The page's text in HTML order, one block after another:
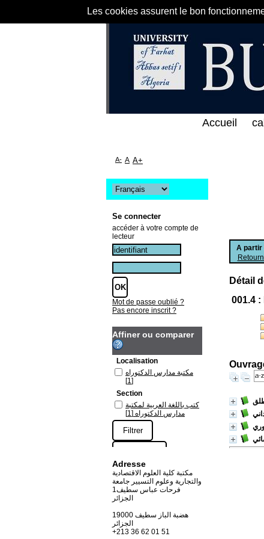
Les cookies assurent le bon
الخط المباشر لمكتبة كلية العلوم الاقتصادية و
A partir
Détail
001.4
Accueil
A- A A+
Se connecter
accéder à votre compte de
lecteur
Mot de passe oublié ?
Pas encore inscrit ?
Affiner ou comparer
Localisation
مكتبة مدارس الدكتوراه
[1]
Section
كتب باللغة العربية لمكتبة
مدارس الدكتوراه [1]
Adresse
مكتبة كلية العلوم الاقتصادية
والتجارية وعلوم التسيير جامعة
فرحات عباس سطيف1
الجزائر
19000 هضبة الباز سطيف
+213 36 62 01 51